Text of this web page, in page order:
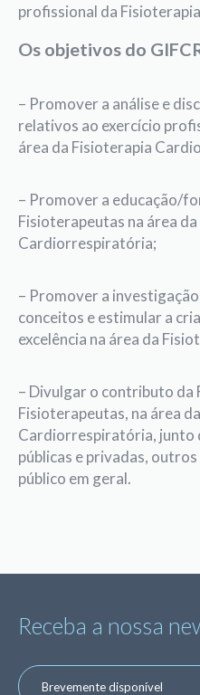
profissional da
Os objetivos do
– Promover a análise e
relativos ao exercício
área da Fisioterapia
– Promover a educação/
Fisioterapeutas na área
Cardiorrespiratória;
– Promover a
conceitos e estimular a
excelência na área da
– Divulgar o contributo da
Fisioterapeutas, na área
Cardiorrespiratória, junto
públicas e privadas,
público em geral.
Receba a nossa